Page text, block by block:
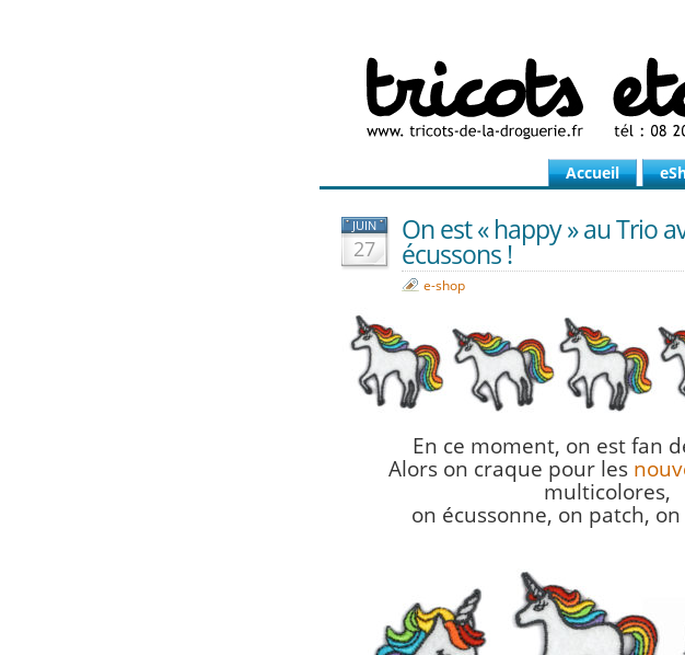
Accueil
JUIN
27
On est « happy » au Trio
écussons !
e-shop
En ce moment, on est fan
Alors on craque pour les
multicolores,
on écussonne, on patch,